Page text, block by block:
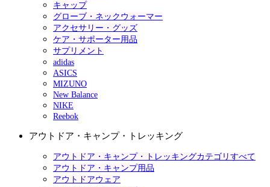
キャップ
グローブ・ネックウォーマー
アクセサリー・グッズ
ケア・サポーター用品
サプリメント
adidas
ASICS
MIZUNO
New Balance
NIKE
Reebok
アウトドア・キャンプ・トレッキング
アウトドア・キャンプ・トレッキングカテゴリすべて
アウトドア・キャンプ用品
アウトドアウェア